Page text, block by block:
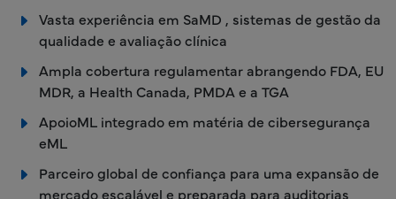
Vasta experiência em SaMD , sistemas de gestão da
qualidade e avaliação clínica
Ampla cobertura regulamentar abrangendo FDA, EU
MDR, a Health Canada, PMDA e a TGA
ApoioML integrado em matéria de cibersegurança
eML
Parceiro global de confiança para uma expansão de
mercado escalável e preparada para auditorias